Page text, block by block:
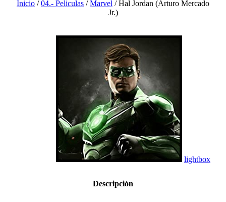
Inicio / 04.- Peliculas / Marvel /Hal Jordan (Arturo Mercado
Jr.)
lightbox
Descripción